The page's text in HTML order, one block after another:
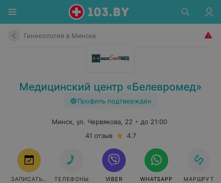
Гинекология в Минске
Медицинский центр «Белевромед»
Профиль подтвержден
Минск, ул. Червякова, 22
до 21:00
41 отзыв
4.7
ЗАПИСАТЬСЯ ТЕЛЕФОНЫ VIBER WHATSAPP МАРШРУТ